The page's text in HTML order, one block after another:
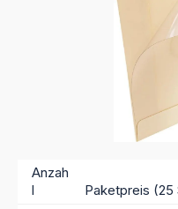
Anzah
l
Paketpreis (25